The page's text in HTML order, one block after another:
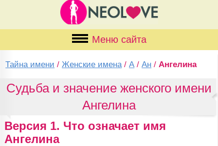
Меню сайта
Тайна имени /Женские имена /А /Ан /Ангелина
Судьба и значение женского имени
Ангелина
Версия 1. Что означает имя
Ангелина